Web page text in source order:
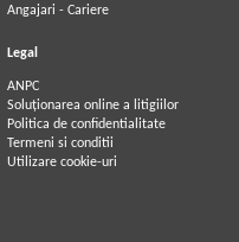
Angajari - Cariere
Legal
ANPC
Soluționarea online a litigiilor
Politica de confidentialitate
Termeni si conditii
Utilizare cookie-uri